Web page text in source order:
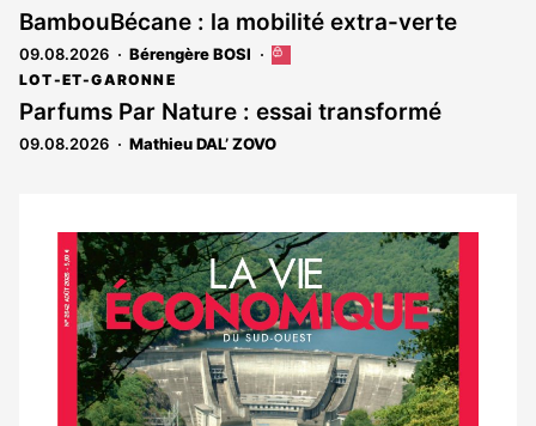
est
réservé
aux
BambouBécane : la mobilité extra-verte
09.08.2026 Bérengère BOSI
Cet
réservé
aux
LOT-ET-GARONNE
Parfums Par Nature : essai transformé
09.08.2026 Mathieu DAL’ ZOVO
Notre
dernier
magazine